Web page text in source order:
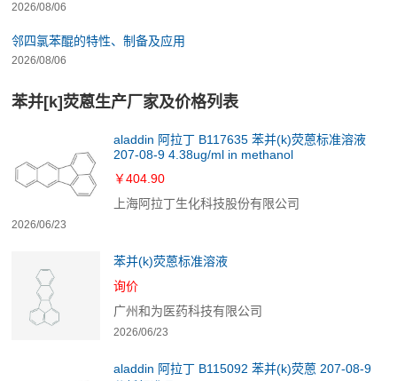
2026/08/06
邻四氯苯醌的特性、制备及应用
2026/08/06
苯并[k]荧蒽生产厂家及价格列表
aladdin 阿拉丁 B117635 苯并(k)荧蒽标准溶液
207-08-9 4.38ug/ml in methanol
￥404.90
上海阿拉丁生化科技股份有限公司
2026/06/23
苯并(k)荧蒽标准溶液
询价
广州和为医药科技有限公司
2026/06/23
aladdin 阿拉丁 B115092 苯并(k)荧蒽 207-08-9